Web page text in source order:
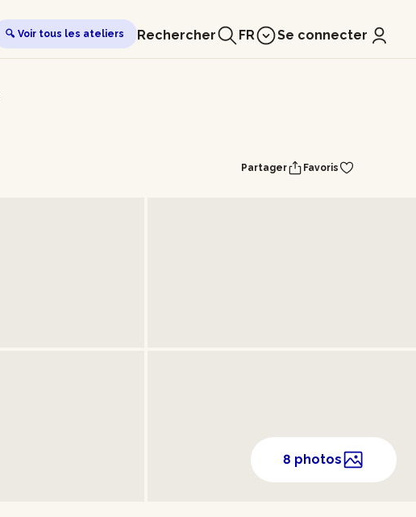
🔍 Voir tous les ateliers Rechercher FR Se connecter
Partager Favoris
8 photos